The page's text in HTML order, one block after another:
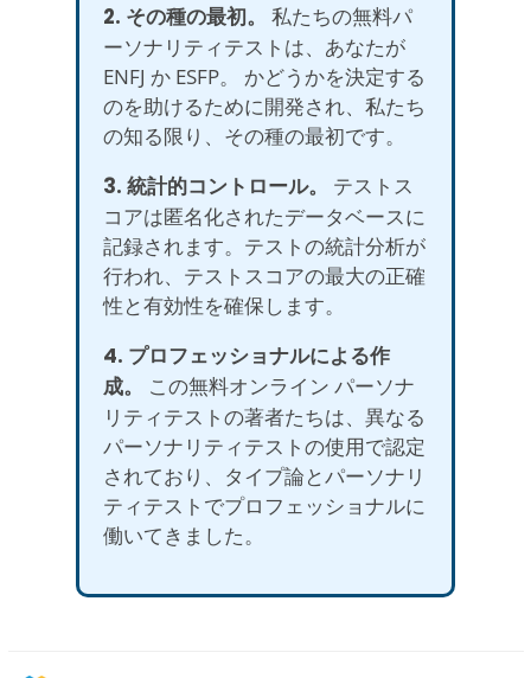
2. その種の最初。
私たちの無料パ
ーソナリティテストは、あなたが
ENFJ か ESFP。 かどうかを決定する
のを助けるために開発され、私たち
の知る限り、その種の最初です。
3. 統計的コントロール。
テストス
コアは匿名化されたデータベースに
記録されます。テストの統計分析が
行われ、テストスコアの最大の正確
性と有効性を確保します。
4. プロフェッショナルによる作
成。
この無料オンライン パーソナ
リティテストの著者たちは、異なる
パーソナリティテストの使用で認定
されており、タイプ論とパーソナリ
ティテストでプロフェッショナルに
働いてきました。